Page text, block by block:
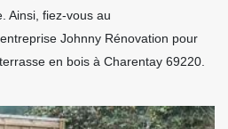
Ainsi, fiez-vous au
Johnny Rénovation pour
en bois à Charentay 69220.